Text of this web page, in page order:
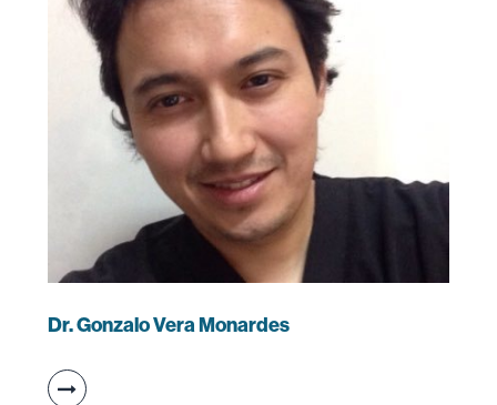
Dr. Gonzalo Vera Monardes